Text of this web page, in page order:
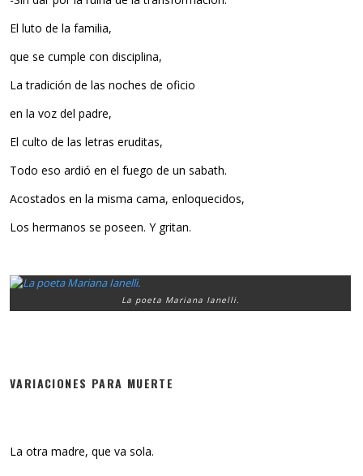
El luto de la familia,
que se cumple con disciplina,
La tradición de las noches de oficio
en la voz del padre,
El culto de las letras eruditas,
Todo eso ardió en el fuego de un sabath.
Acostados en la misma cama, enloquecidos,
Los hermanos se poseen. Y gritan.
La poeta Mariana Ianelli.
VARIACIONES PARA MUERTE
La otra madre, que va sola.